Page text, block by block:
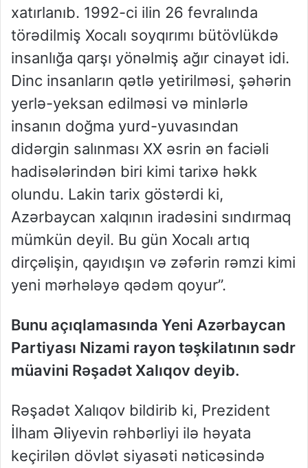
xatırlanıb. 1992-ci ilin 26 fevralında
törədilmiş Xocalı soyqırımı bütövlükdə
insanlığa qarşı yönəlmiş ağır cinayət idi.
Dinc insanların qətlə yetirilməsi, şəhərin
yerlə-yeksan edilməsi və minlərlə
insanın doğma yurd-yuvasından
didərgin salınması XX əsrin ən faciəli
hadisələrindən biri kimi tarixə həkk
olundu. Lakin tarix göstərdi ki,
Azərbaycan xalqının iradəsini sındırmaq
mümkün deyil. Bu gün Xocalı artıq
dirçəlişin, qayıdışın və zəfərin rəmzi kimi
yeni mərhələyə qədəm qoyur”.
Bunu açıqlamasında Yeni Azərbaycan
Partiyası Nizami rayon təşkilatının sədr
müavini Rəşadət Xalıqov deyib.
Rəşadət Xalıqov bildirib ki, Prezident
İlham Əliyevin rəhbərliyi ilə həyata
keçirilən dövlət siyasəti nəticəsində